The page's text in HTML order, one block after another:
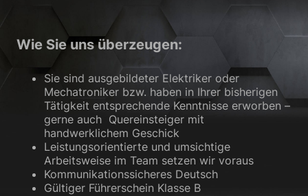
Wie Sie uns überzeugen:
Sie sind ausgebildeter Elektriker oder
Mechatroniker bzw. haben in Ihrer bisherigen
Tätigkeit entsprechende Kenntnisse erworben –
gerne auch Quereinsteiger mit
handwerklichem Geschick
Leistungsorientierte und umsichtige
Arbeitsweise im Team setzen wir voraus
Kommunikationssicheres Deutsch
Gültiger Führerschein Klasse B
Website. Einige von ihnen sind essenziell, während andere uns
helfen, diese Website und Ihre Erfahrung zu verbessern.
Personenbezogene Daten können verarbeitet werden (z. B. IP-
Anzeigen- und Inhaltsmessung. Weitere Informationen über die
Verwendung Ihrer Daten finden Sie in unserer
Datenschutzerklärung
Hier finden Sie eine Übersicht über alle verwendeten Cookies.
Sie können Ihre Einwilligung zu ganzen Kategorien geben oder
sich weitere Informationen anzeigen lassen und so nur
bestimmte Cookies auswählen.
Alle akzeptieren Speichern